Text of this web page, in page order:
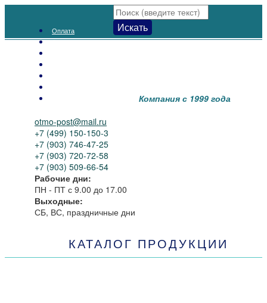
Оплата
Доставка
Искать
Компания с 1999 года
otmo-post@mail.ru
+7 (499) 150-150-3
+7 (903) 746-47-25
+7 (903) 720-72-58
+7 (903) 509-66-54
Рабочие дни:
ПН - ПТ с 9.00 до 17.00
Выходные:
СБ, ВС, праздничные дни
КАТАЛОГ ПРОДУКЦИИ